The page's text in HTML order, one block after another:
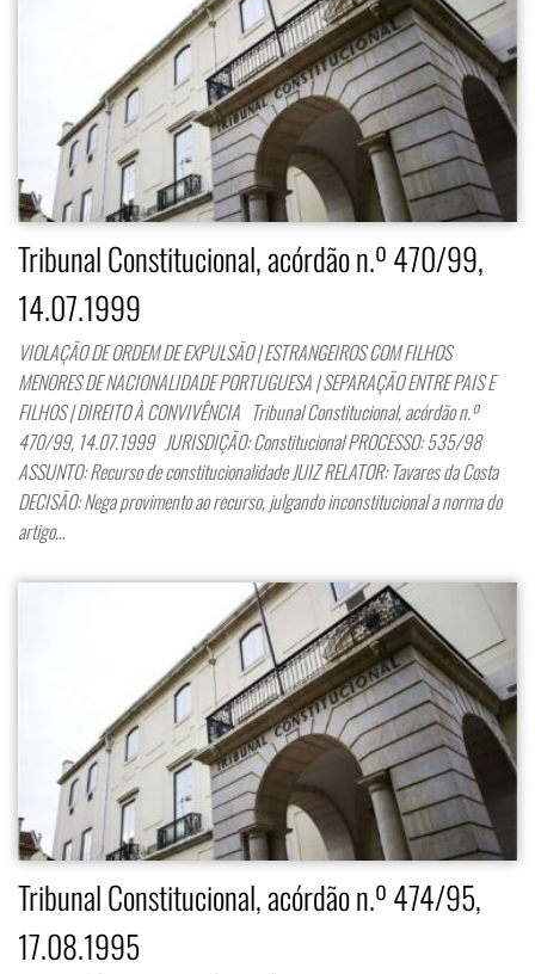
Tribunal Constitucional, acórdão n.º 470/99,
14.07.1999
VIOLAÇÃO DE ORDEM DE EXPULSÃO | ESTRANGEIROS COM FILHOS
MENORES DE NACIONALIDADE PORTUGUESA | SEPARAÇÃO ENTRE PAIS E
FILHOS | DIREITO À CONVIVÊNCIA Tribunal Constitucional, acórdão n.º
470/99, 14.07.1999 JURISDIÇÃO: Constitucional PROCESSO: 535/98
ASSUNTO: Recurso de constitucionalidade JUIZ RELATOR: Tavares da Costa
DECISÃO: Nega provimento ao recurso, julgando inconstitucional a norma do
artigo…
Tribunal Constitucional, acórdão n.º 474/95,
17.08.1995